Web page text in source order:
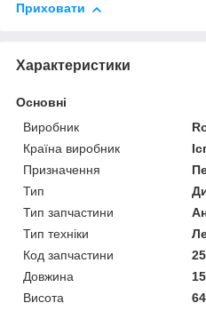
Приховати
Характеристики
Основні
Виробник
Країна виробник
Призначення
Тип
Тип запчастини
Тип техніки
Код запчастини
Довжина
Висота